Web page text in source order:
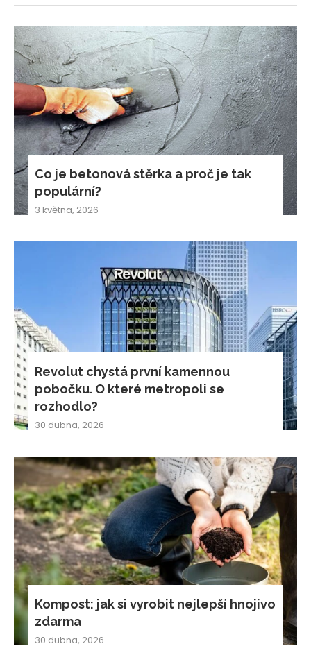
Co je betonová stěrka a proč je tak
populární?
3 května, 2026
Revolut chystá první kamennou
pobočku. O které metropoli se
rozhodlo?
30 dubna, 2026
Kompost: jak si vyrobit nejlepší hnojivo
zdarma
30 dubna, 2026